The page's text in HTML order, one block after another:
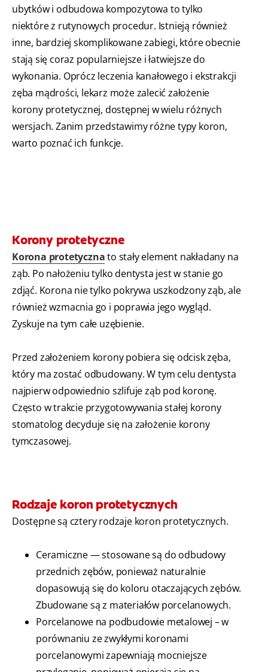
ubytków i odbudowa kompozytowa to tylko
niektóre z rutynowych procedur. Istnieją również
inne, bardziej skomplikowane zabiegi, które obecnie
stają się coraz popularniejsze i łatwiejsze do
wykonania. Oprócz leczenia kanałowego i ekstrakcji
zęba mądrości, lekarz może zalecić założenie
korony protetycznej, dostępnej w wielu różnych
wersjach. Zanim przedstawimy różne typy koron,
warto poznać ich funkcje.
Korony protetyczne
Korona protetycznato stały element nakładany na
ząb. Po nałożeniu tylko dentysta jest w stanie go
zdjąć. Korona nie tylko pokrywa uszkodzony ząb, ale
również wzmacnia go i poprawia jego wygląd.
Zyskuje na tym całe uzębienie.
Przed założeniem korony pobiera się odcisk zęba,
który ma zostać odbudowany. W tym celu dentysta
najpierw odpowiednio szlifuje ząb pod koronę.
Często w trakcie przygotowywania stałej korony
stomatolog decyduje się na założenie korony
tymczasowej.
Rodzaje koron protetycznych
Dostępne są cztery rodzaje koron protetycznych.
Ceramiczne — stosowane są do odbudowy
przednich zębów, ponieważ naturalnie
dopasowują się do koloru otaczających zębów.
Zbudowane są z materiałów porcelanowych.
Porcelanowe na podbudowie metalowej – w
porównaniu ze zwykłymi koronami
porcelanowymi zapewniają mocniejsze